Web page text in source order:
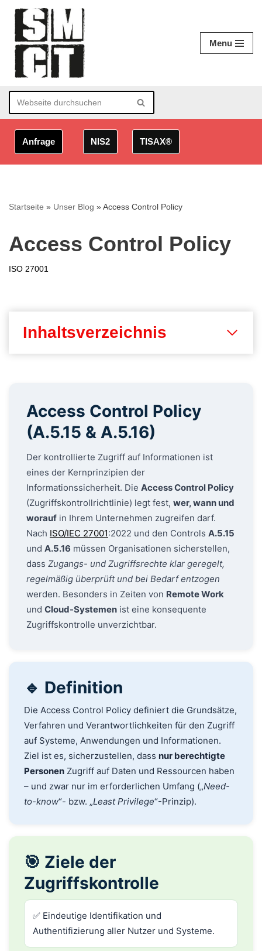
Zum
Inhalt
springen
Menu
Anfrage NIS2 TISAX®
Startseite » Unser Blog »Access Control Policy
Access Control Policy
ISO 27001
Inhaltsverzeichnis
Access Control Policy
(A.5.15 & A.5.16)
Der kontrollierte Zugriff auf Informationen ist
eines der Kernprinzipien der
Informationssicherheit. Die Access Control Policy
(Zugriffskontrollrichtlinie) legt fest, wer, wann und
worauf in Ihrem Unternehmen zugreifen darf.
Nach ISO/IEC 27001:2022 und den Controls A.5.15
und A.5.16 müssen Organisationen sicherstellen,
dass Zugangs- und Zugriffsrechte klar geregelt,
regelmäßig überprüft und bei Bedarf entzogen
werden. Besonders in Zeiten von Remote Work
und Cloud-Systemen ist eine konsequente
Zugriffskontrolle unverzichtbar.
🔹 Definition
Die Access Control Policy definiert die Grundsätze,
Verfahren und Verantwortlichkeiten für den Zugriff
auf Systeme, Anwendungen und Informationen.
Ziel ist es, sicherzustellen, dass nur berechtigte
Personen Zugriff auf Daten und Ressourcen haben
– und zwar nur im erforderlichen Umfang („Need-
to-know“- bzw. „Least Privilege“-Prinzip).
🎯 Ziele der
Zugriffskontrolle
✅ Eindeutige Identifikation und
Authentifizierung aller Nutzer und Systeme.